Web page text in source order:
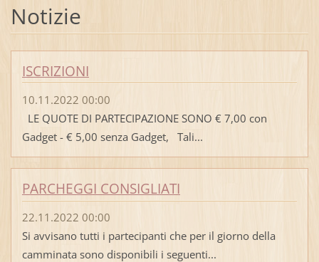
Notizie
ISCRIZIONI
10.11.2022 00:00
LE QUOTE DI PARTECIPAZIONE SONO € 7,00 con
Gadget - € 5,00 senza Gadget, Tali...
PARCHEGGI CONSIGLIATI
22.11.2022 00:00
Si avvisano tutti i partecipanti che per il giorno della
camminata sono disponibili i seguenti...